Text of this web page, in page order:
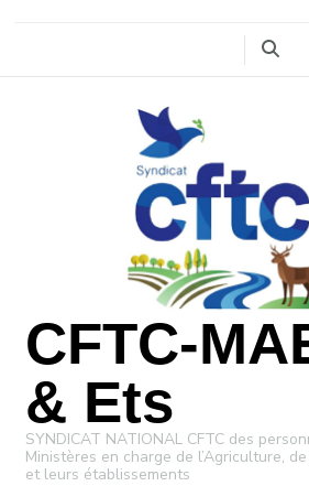
CFTC-
& Ets
SYNDICAT NATIONAL CFTC des
Ministères en charge de l’Agriculture,
et leurs établissements